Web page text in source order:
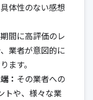
体性のない感想
間に高評価のレ
業者が意図的に
ます。
： その業者への
トや、様々な業